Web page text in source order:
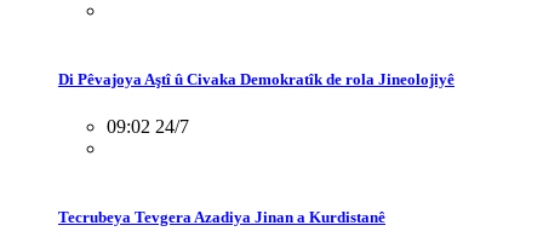
Di Pêvajoya Aştî û Civaka Demokratîk de rola Jineolojiyê
09:02 24/7
Tecrubeya Tevgera Azadiya Jinan a Kurdistanê